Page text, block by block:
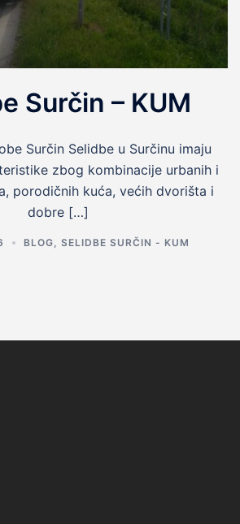
Surčin – KUM
Surčin Selidbe u Surčinu imaju
zbog kombinacije urbanih i
porodičnih kuća, većih dvorišta i
dobre […]
BLOG SELIDBE SURČIN - KUM